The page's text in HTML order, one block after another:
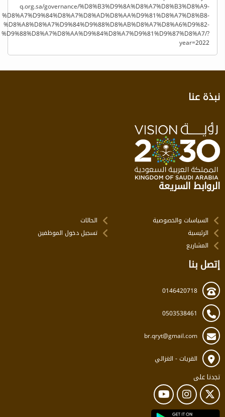
q.org.sa/governance/%D8%B3%D9%8A%D8%A7%D8%B3%D8%A9-
%D8%A7%D9%84%D8%A7%D8%AD%D8%AA%D9%81%D8%A7%D8%B8-
%D8%A8%D8%A7%D9%84%D9%88%D8%AB%D8%A7%D8%A6%D9%82-
%D9%88%D8%A7%D8%AA%D9%84%D8%A7%D9%81%D9%87%D8%A7/?
year=2022
نبذة عنا
الروابط السريعة
السياسات والخصوصية
الرئيسية
المشاريع
الحالات
تسجيل دخول الموظفين
إتصل بنا
0146420718
0503538461
br.qryt@gmail.com
القريات - الغزالي
تجدنا على